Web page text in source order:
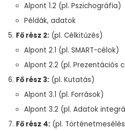
Alpont 1.2 (pl. Pszichográfia)
Példák, adatok
Fő rész 2: (pl. Célkitűzés)
Alpont 2.1 (pl. SMART-célok)
Alpont 2.2 (pl. Prezentációs
Fő rész 3: (pl. Kutatás)
Alpont 3.1 (pl. Források)
Alpont 3.2 (pl. Adatok
Fő rész 4: (pl.